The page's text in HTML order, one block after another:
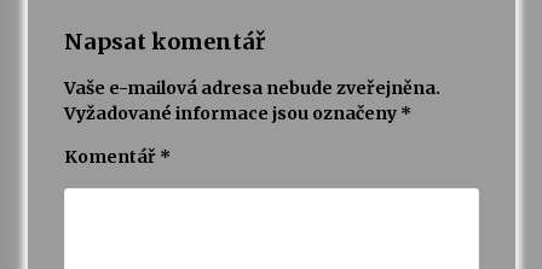
Napsat komentář
Vaše e-mailová adresa nebude zveřejněna.
Vyžadované informace jsou označeny *
Komentář *